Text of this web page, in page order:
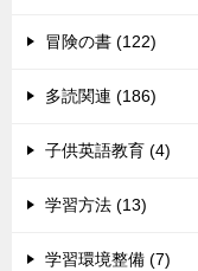
冒険の書 (122)
多読関連 (186)
子供英語教育 (4)
学習方法 (13)
学習環境整備 (7)